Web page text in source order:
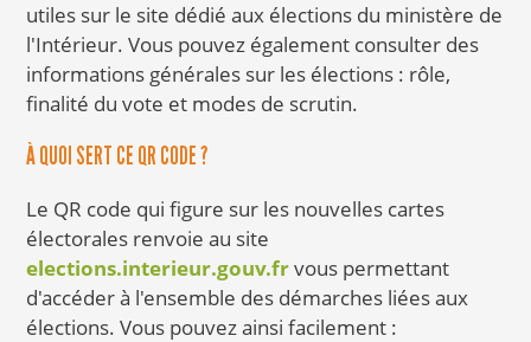
utiles sur le site dédié aux élections du ministère de
l'Intérieur. Vous pouvez également consulter des
informations générales sur les élections : rôle,
finalité du vote et modes de scrutin.
À QUOI SERT CE QR CODE ?
Le QR code qui figure sur les nouvelles cartes
électorales renvoie au site
elections.interieur.gouv.frvous permettant
d'accéder à l'ensemble des démarches liées aux
élections. Vous pouvez ainsi facilement :